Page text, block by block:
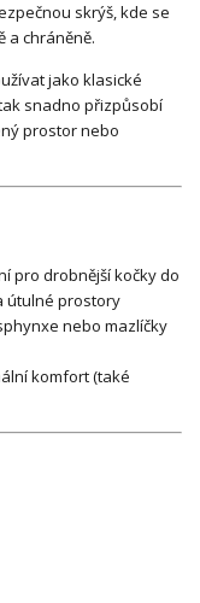
skrýš, kde se
a chráněně.
jako klasické
snadno přizpůsobí
prostor nebo
pro drobnější kočky do
útulné prostory
nebo mazlíčky
komfort (také